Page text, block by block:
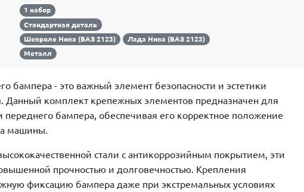
1 набор
Стандартная деталь
Шевроле Нива (ВАЗ 2123) Лада Нива (ВАЗ 2123)
Металл
бампера - это важный элемент безопасности и эстетики
Данный комплект крепежных элементов предназначен для
бампера, обеспечивая его корректное положение
машины.
стали с антикоррозийным покрытием, эти
прочностью и долговечностью. Крепления
фиксацию бампера даже при экстремальных условиях